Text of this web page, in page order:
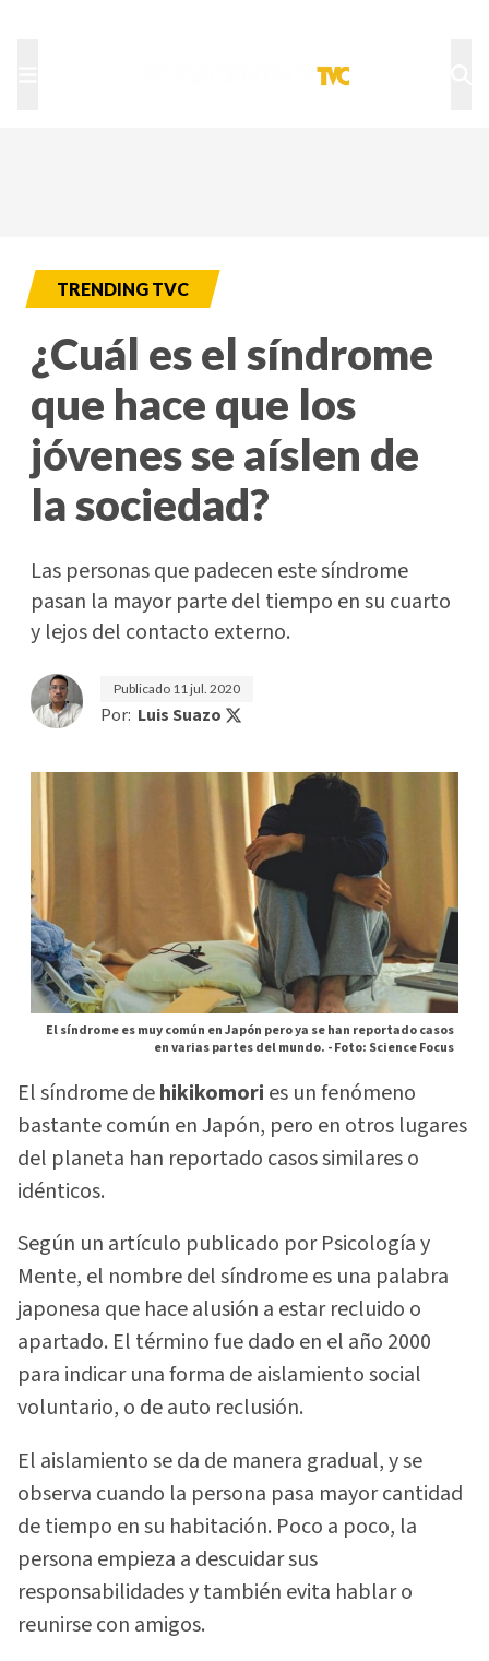
TRENDING TVC
¿Cuál es el síndrome
que hace que los
jóvenes se aíslen de
la sociedad?
Las personas que padecen este síndrome
pasan la mayor parte del tiempo en su cuarto
y lejos del contacto externo.
Publicado 11 jul. 2020
Por: Luis Suazo
El síndrome es muy común en Japón pero ya se han reportado casos
en varias partes del mundo. -Foto: Science Focus
El síndrome dehikikomori es un fenómeno
bastante común en Japón, pero en otros lugares
del planeta han reportado casos similares o
idénticos.
Según un artículo publicado por Psicología y
Mente, el nombre del síndrome es una palabra
japonesa que hace alusión a estar recluido o
apartado. El término fue dado en el año 2000
para indicar una forma de aislamiento social
voluntario, o de auto reclusión.
El aislamiento se da de manera gradual, y se
observa cuando la persona pasa mayor cantidad
de tiempo en su habitación. Poco a poco, la
persona empieza a descuidar sus
responsabilidades y también evita hablar o
reunirse con amigos.